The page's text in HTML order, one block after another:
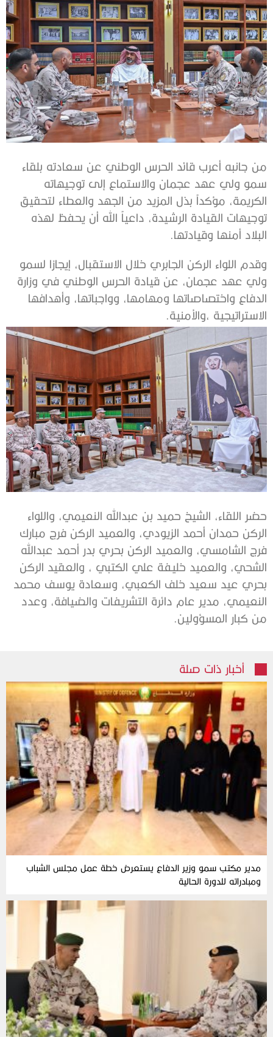
من جانبه أعرب قائد الحرس الوطني عن سعادته بلقاء
سمو ولي عهد عجمان والاستماع إلى توجيهاته
الكريمة، مؤكداً بذل المزيد من الجهد والعطاء لتحقيق
توجيهات القيادة الرشيدة، داعياً الله أن يحفظ لهذه
البلاد أمنها وقيادتها.
وقدم اللواء الركن الجابري خلال الاستقبال، إيجازا لسمو
ولي عهد عجمان، عن قيادة الحرس الوطني في وزارة
الدفاع واختصاصاتها ومهامها، وواجباتها، وأهدافها
الاستراتيجية ،والأمنية.
حضر اللقاء، الشيخ حميد بن عبدالله النعيمي، واللواء
الركن حمدان أحمد الزيودي، والعميد الركن فرج مبارك
فرج الشامسي، والعميد الركن بحري بدر أحمد عبدالله
الشحي، والعميد خليفة علي الكتبي ، والعقيد الركن
بحري عيد سعيد خلف الكعبي، وسعادة يوسف محمد
النعيمي، مدير عام دائرة التشريفات والضيافة، وعدد
من كبار المسؤولين.
أخبار ذات صلة
مدير مكتب سمو وزير الدفاع يستعرض خطة عمل مجلس الشباب
ومبادراته للدورة الحالية